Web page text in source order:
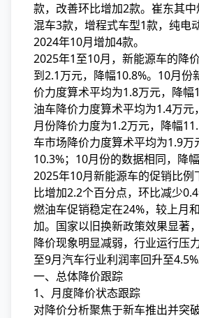
款，改善环比增加2款。崔东其
混车3款，增程式车型1款，纯电
2024年10月增加4款。
2025年1至10月，新能源车的降
到2.1万元，降幅10.8%。10月份
价力度算术平均为1.8万元，降幅
油车降价力度算术平均为1.4万元
月份降价力度为1.2万元，降幅
车市场降价力度算术平均为1.9万
10.3%；10月份的数据相同，降幅
2025年10月新能源车的促销比例
比增加2.2个百分点，环比减少
燃油车促销稳定在24%，较上月
加。国家以旧换新政策效果显著
降价现象明显减弱，行业运行压
至9月汽车行业利润率回升至4.5%
一、总体降价跟踪
1、月度降价状态跟踪
对降价分析聚焦于新车推出并突